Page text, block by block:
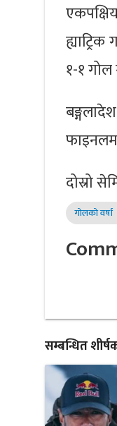
१-१ गोल
दोस्रो
गोलको वर्षा
सम्बन्धित